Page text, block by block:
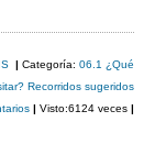
|Categoría:06.1 ¿Qué
Recorridos sugeridos
| Visto:6124 veces|